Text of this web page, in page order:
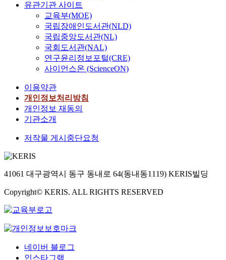
유관기관 사이트
교육부(MOE)
국립장애인도서관(NLD)
국립중앙도서관(NL)
국회도서관(NAL)
연구윤리정보포털(CRE)
사이언스온 (ScienceON)
이용약관
개인정보처리방침
개인정보 재동의
기관소개
저작물 게시중단요청
41061 대구광역시 동구 동내로 64(동내동1119) KERIS빌딩
Copyright© KERIS. ALL RIGHTS RESERVED
네이버 블로그
인스타그램